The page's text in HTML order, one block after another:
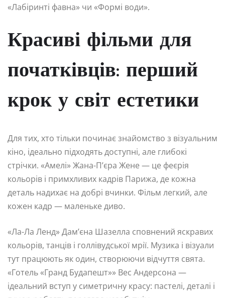
«Лабіринті фавна» чи «Формі води».
Красиві фільми для
початківців: перший
крок у світ естетики
Для тих, хто тільки починає знайомство з візуальним
кіно, ідеально підходять доступні, але глибокі
стрічки. «Амелі» Жана-П’єра Жене — це феєрія
кольорів і примхливих кадрів Парижа, де кожна
деталь надихає на добрі вчинки. Фільм легкий, але
кожен кадр — маленьке диво.
«Ла-Ла Ленд» Дам’єна Шазелла сповнений яскравих
кольорів, танців і голлівудської мрії. Музика і візуали
тут працюють як один, створюючи відчуття свята.
«Готель «Гранд Будапешт»» Вес Андерсона —
ідеальний вступ у симетричну красу: пастелі, деталі і